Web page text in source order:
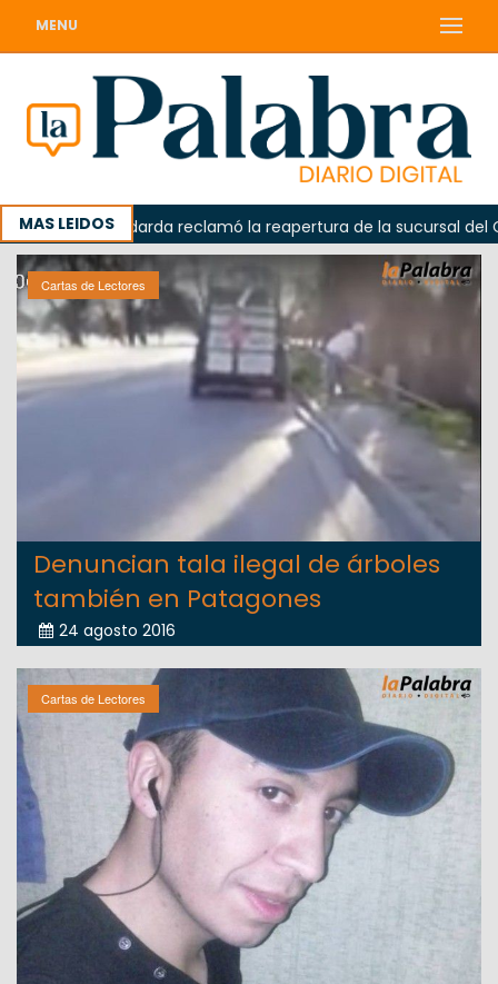
MENU
MAS LEIDOSOdarda reclamó la reapertura de la sucursal del
Cartas de Lectores
Denuncian tala ilegal de árboles
también en Patagones
24 agosto 2016
Cartas de Lectores